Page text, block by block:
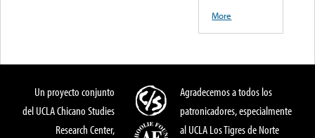
More
Un proyecto conjunto
del UCLA Chicano Studies
Research Center,
Agradecemos a todos los
patronicadores, especialmente
al UCLA Los Tigres de Norte